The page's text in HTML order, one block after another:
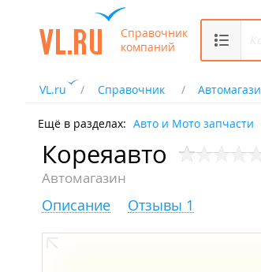
Справочник
компаний
VL.ru Справочник
Ещё в разделах: Авто и Мото запчасти
Кореяавто
Автомагазин
Описание Отзывы 1